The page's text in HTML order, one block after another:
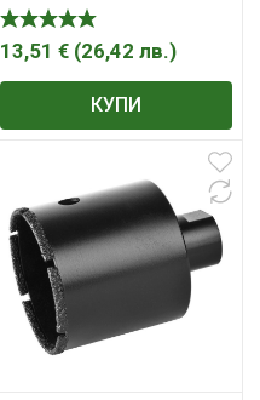
с диамантена посипка с
резба М14х2 5х45 мм
13,51 € (26,42 лв.)
КУПИ